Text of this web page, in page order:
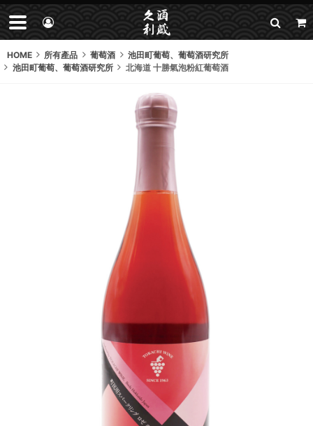
HOME 所有產品 葡萄酒
池田町葡萄、葡萄酒研究所
池田町葡萄、葡萄酒研究所
北海道 十勝氣泡粉紅葡萄酒